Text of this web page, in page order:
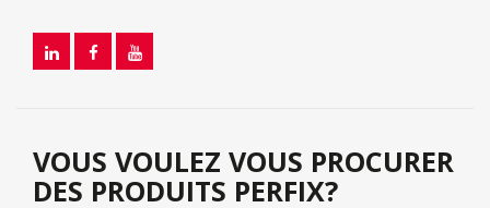
VOUS VOULEZ VOUS PROCURER
DES PRODUITS PERFIX?